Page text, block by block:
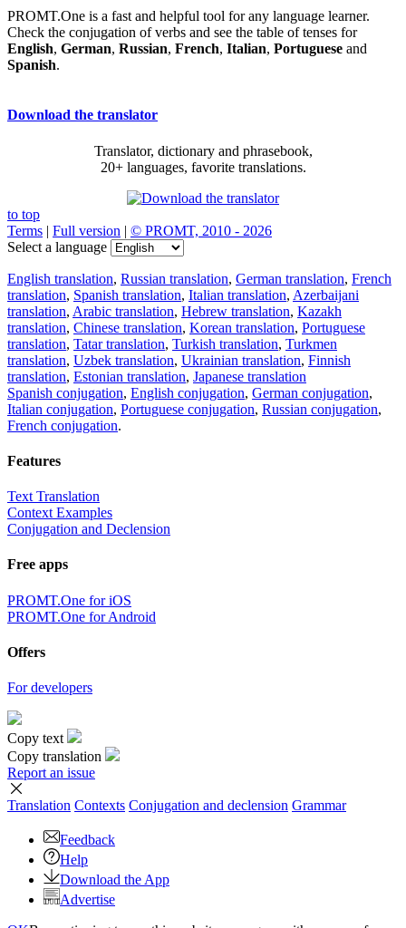
PROMT.One is a fast and helpful tool for any language learner.
Check the conjugation of verbs and see the table of tenses for
English, German, Russian, French, Italian, Portuguese and
Spanish.
Download the translator
Translator, dictionary and phrasebook,
20+ languages, favorite translations.
to top
Terms | Full version | © PROMT, 2010 - 2026
Select a language
English translation, Russian translation, German translation, French
translation, Spanish translation, Italian translation, Azerbaijani
translation, Arabic translation, Hebrew translation, Kazakh
translation, Chinese translation, Korean translation, Portuguese
translation, Tatar translation, Turkish translation, Turkmen
translation, Uzbek translation, Ukrainian translation, Finnish
translation, Estonian translation, Japanese translation
Spanish conjugation, English conjugation, German conjugation,
Italian conjugation, Portuguese conjugation, Russian conjugation,
French conjugation.
Features
Text Translation
Context Examples
Conjugation and Declension
Free apps
PROMT.One for iOS
PROMT.One for Android
Offers
For developers
Copy text
Copy translation
Report an issue
Translation Contexts Conjugation and declension Grammar
Feedback
Help
Download the App
Advertise